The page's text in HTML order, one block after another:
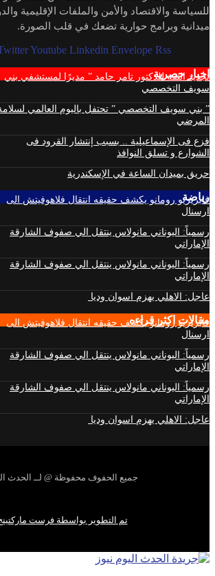
للسياسة والاقتصاد والأمن والملفات الإقليمية
ميدانية وبرامج حوارية تضعك في قلب الصورة.
Youtube Linkedin Envelope Rss
اخبار حصرية
تجديد الثقة للدكتور تامر حامد ” مديرًا لمستشفي بني
سويف التخصصي
” بني سويف التخصصي ” تحتفل باليوم العالمي
المرضي
فزع فى الإسماعيلية .. بسبب إنتشار القرود فى
الشوارع و تسلق النوافذ
حريق بميدان الساعة في الإسكندرية
رياضة
فابريزيو رومانو يكشف حقيقه انتقال فلاهوفيتش الى
ارسنال
رسمياً: اليوناني مانولاس ينتقل الي صفوف الشارقة
الإماراتي
رسمياً: اليوناني مانولاس ينتقل الي صفوف الشارقة
الإماراتي
عاجل: الاهلي يهزم اسوان وديا
مقالات اكثر قراءه
فابريزيو رومانو يكشف حقيقه انتقال فلاهوفيتش الى
ارسنال
رسمياً: اليوناني مانولاس ينتقل الي صفوف الشارقة
الإماراتي
رسمياً: اليوناني مانولاس ينتقل الي صفوف الشارقة
الإماراتي
عاجل: الاهلي يهزم اسوان وديا
جميع الحفوف محفوظة @ لــ الحدث
تم التطوير بواسطة فرست